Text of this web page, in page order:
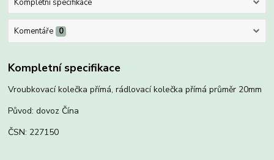
Komentáře 0
Kompletní specifikace
Vroubkovací kolečka přímá, rádlovací kolečka přímá průměr 20mm
Původ: dovoz Čína
ČSN: 227150